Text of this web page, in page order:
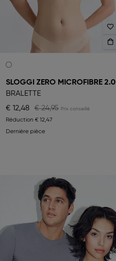
SLOGGI ZERO MICROFIBRE 2.0
BRALETTE
€ 12,48
€ 24,95
Réduction € 12,47
Dernière pièce